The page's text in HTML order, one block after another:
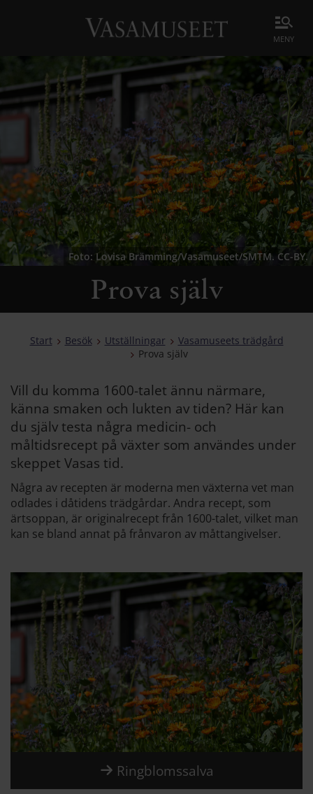
meny
Foto: Lovisa Brämming/Vasamuseet/SMTM. CC-BY.
Prova själv
Start Besök Utställningar
Vasamuseets trädgård
Prova själv
Vill du komma 1600-talet ännu närmare,
känna smaken och lukten av tiden? Här kan
du själv testa några medicin- och
måltidsrecept på växter som användes under
skeppet Vasas tid.
Några av recepten är moderna men växterna vet man
odlades i dåtidens trädgårdar. Andra recept, som
ärtsoppan, är originalrecept från 1600-talet, vilket man
kan se bland annat på frånvaron av måttangivelser.
Ringblomssalva